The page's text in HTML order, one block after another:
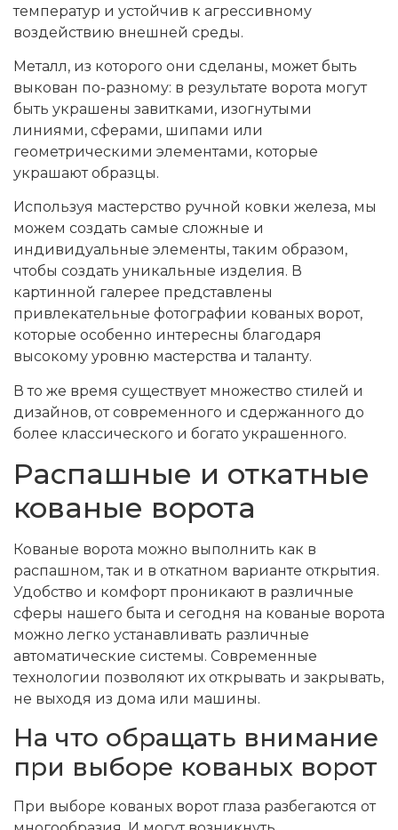
температур и устойчив к агрессивному
воздействию внешней среды.
Металл, из которого они сделаны, может быть
выкован по-разному: в результате ворота могут
быть украшены завитками, изогнутыми
линиями, сферами, шипами или
геометрическими элементами, которые
украшают образцы.
Используя мастерство ручной ковки железа, мы
можем создать самые сложные и
индивидуальные элементы, таким образом,
чтобы создать уникальные изделия. В
картинной галерее представлены
привлекательные фотографии кованых ворот,
которые особенно интересны благодаря
высокому уровню мастерства и таланту.
В то же время существует множество стилей и
дизайнов, от современного и сдержанного до
более классического и богато украшенного.
Распашные и откатные
кованые ворота
Кованые ворота можно выполнить как в
распашном, так и в откатном варианте открытия.
Удобство и комфорт проникают в различные
сферы нашего быта и сегодня на кованые ворота
можно легко устанавливать различные
автоматические системы. Современные
технологии позволяют их открывать и закрывать,
не выходя из дома или машины.
На что обращать внимание
при выборе кованых ворот
При выборе кованых ворот глаза разбегаются от